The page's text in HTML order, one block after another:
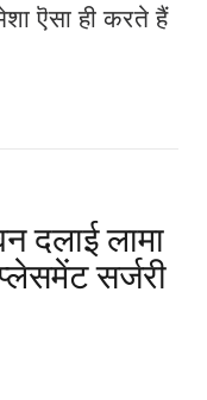
ऎसा ही करते हैं
दलाई लामा
सर्जरी